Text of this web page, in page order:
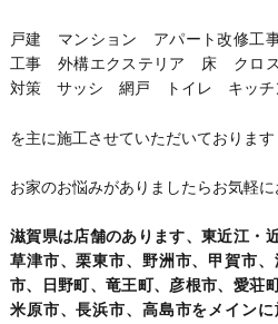
戸建 マンション アパート改修
工事 外構エクステリア 床 クロ
対策 サッシ 網戸 トイレ キッチ
を主に施工させていただいております
お家のお悩みがありましたらお気軽に
滋賀県は店舗のあります、東近江・
草津市、栗東市、野洲市、甲賀市
市、日野町、竜王町、彦根市、愛荘
米原市、長浜市、高島市をメイン